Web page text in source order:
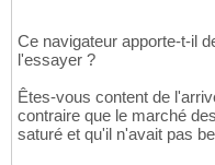
Ce navigateur apporte-t-il
l'essayer ?
Êtes-vous content de
contraire que le marché
saturé et qu'il n'avait pas